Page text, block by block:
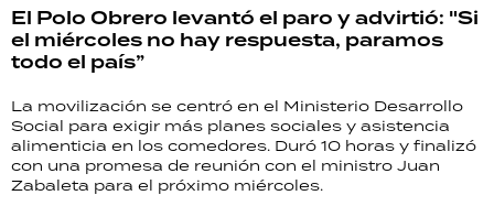
El Polo Obrero levantó el paro y advirtió: "Si
el miércoles no hay respuesta, paramos
todo el país”
La movilización se centró en el Ministerio Desarrollo
Social para exigir más planes sociales y asistencia
alimenticia en los comedores. Duró 10 horas y finalizó
con una promesa de reunión con el ministro Juan
Zabaleta para el próximo miércoles.